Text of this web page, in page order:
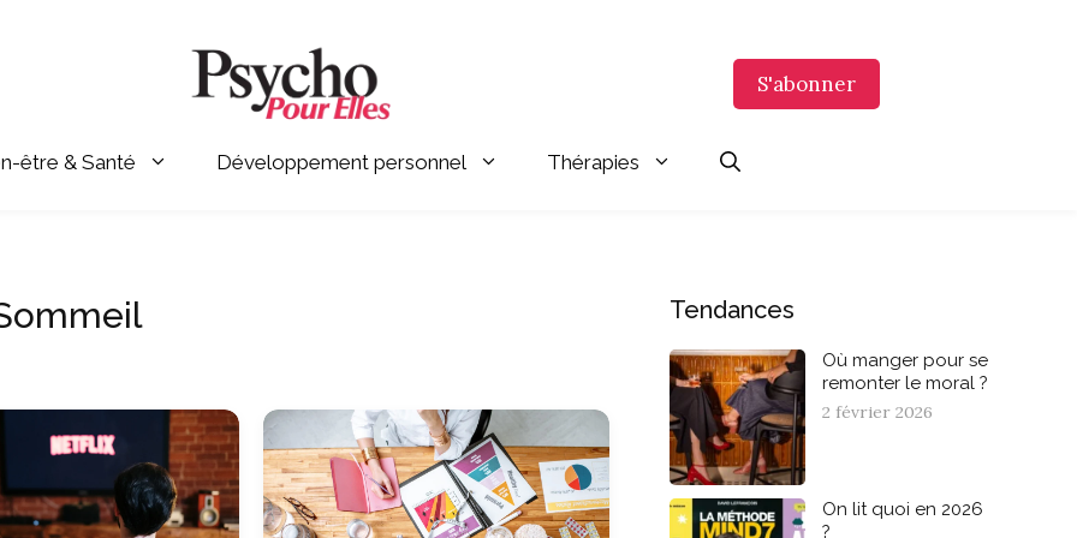
être & Santé Développement personnel Thérapies
S'abonner
Tendances
Où manger pour se
remonter le moral ?
2 février 2026
On lit quoi en 2026
?